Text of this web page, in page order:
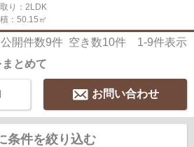
り：2LDK
：50.15㎡
開件数9件 空き数10件 1-9件表示
とめて
お問い合わせ
条件を絞り込む